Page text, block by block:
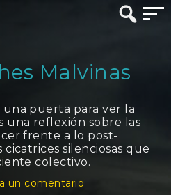
Malvinas
puerta para ver la
una reflexión sobre las
frente a lo post-
silenciosas que
colectivo.
un comentario